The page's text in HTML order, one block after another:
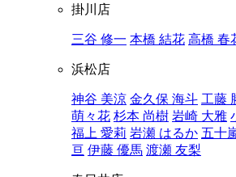
掛川店
三谷 修一 本橋 結花 高橋 春
浜松店
神谷 美涼 金久保 海斗 工藤
萌々花 杉本 尚樹 岩崎 大雅
福上 愛莉 岩瀬 はるか 五十
亘 伊藤 優馬 渡瀬 友梨